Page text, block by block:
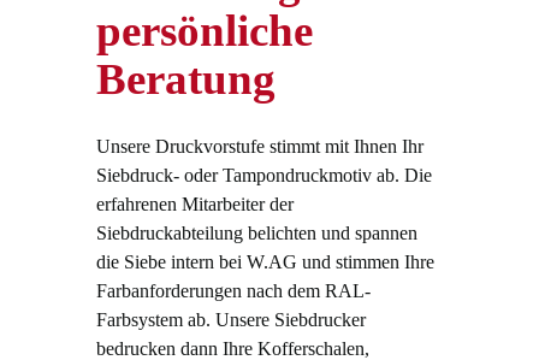
persönliche
Beratung
Unsere Druckvorstufe stimmt mit Ihnen Ihr
Siebdruck- oder Tampondruckmotiv ab. Die
erfahrenen Mitarbeiter der
Siebdruckabteilung belichten und spannen
die Siebe intern bei W.AG und stimmen Ihre
Farbanforderungen nach dem RAL-
Farbsystem ab. Unsere Siebdrucker
bedrucken dann Ihre Kofferschalen,